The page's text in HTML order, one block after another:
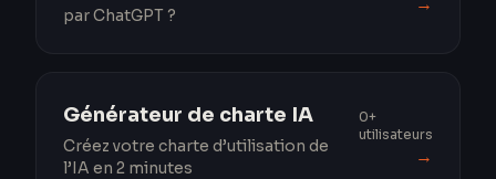
par ChatGPT ?
Générateur de charte IA
Créez votre charte d’utilisation de
l’IA en 2 minutes
0+
utilisateurs
→